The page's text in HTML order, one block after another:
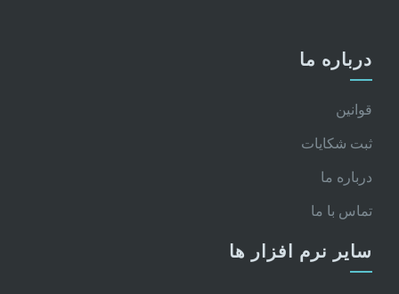
درباره ما
قوانین
ثبت شکایات
درباره ما
تماس با ما
سایر نرم افزار ها